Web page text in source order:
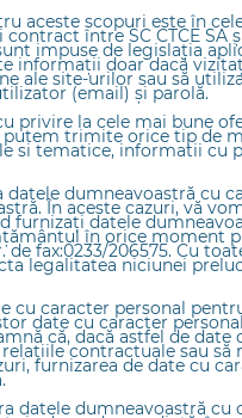
aceste scopuri este în
între SC CTCE SA
impuse de legislația
informații doar dacă
ale site-urilor sau să
(email) şi parolă.
privire la cele mai bune
putem trimite orice tip de
si tematice, informatii cu
dumneavoastră cu
În aceste cazuri, vă
furnizați datele
în orice moment
de fax:0233/206575. Cu
legalitatea niciunei
cu caracter personal
date cu caracter
că, dacă astfel de
contractuale sau
furnizarea de date cu
datele dumneavoastră